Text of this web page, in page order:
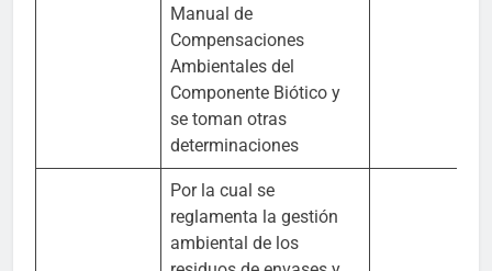
Manual de
Compensaciones
Ambientales del
Componente Biótico y
se toman otras
determinaciones
Por la cual se
reglamenta la gestión
ambiental de los